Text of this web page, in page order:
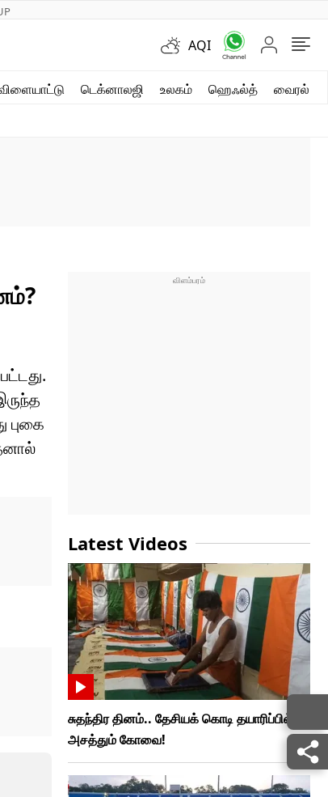
AQI
டெக்னாலஜி உலகம் ஹெஃல்த் வைரல்
புகை
Latest Videos
சுதந்திர தினம்.. தேசியக் கொடி தயாரிப்பில்
அசத்தும் கோவை!